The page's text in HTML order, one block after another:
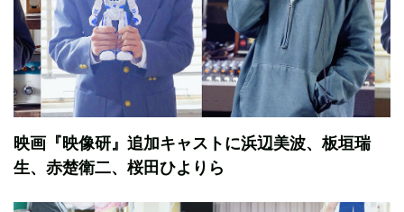
映画『映像研』追加キャストに浜辺美波、板垣瑞
生、赤楚衛二、桜田ひよりら